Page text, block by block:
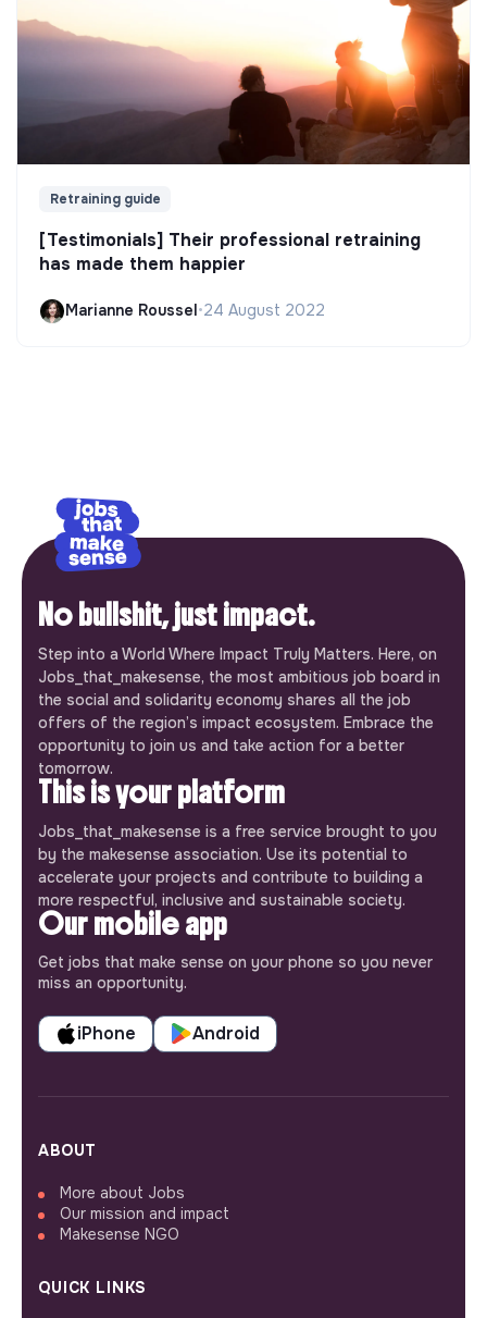
Retraining guide
[Testimonials] Their professional retraining
has made them happier
Marianne Roussel •24 August 2022
No bullshit, just impact.
Step into a World Where Impact Truly Matters. Here, on
Jobs_that_makesense, the most ambitious job board in
the social and solidarity economy shares all the job
offers of the region’s impact ecosystem. Embrace the
opportunity to join us and take action for a better
tomorrow.
This is your platform
Jobs_that_makesense is a free service brought to you
by the makesense association. Use its potential to
accelerate your projects and contribute to building a
more respectful, inclusive and sustainable society.
Our mobile app
Get jobs that make sense on your phone so you never
miss an opportunity.
iPhone Android
ABOUT
More about Jobs
Our mission and impact
Makesense NGO
QUICK LINKS